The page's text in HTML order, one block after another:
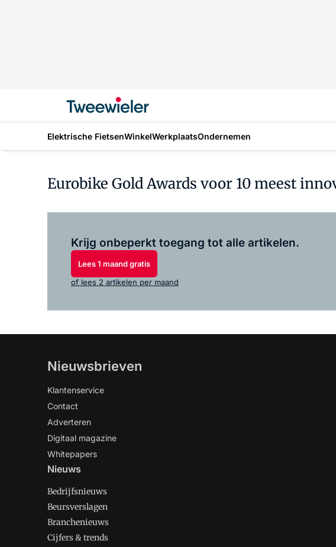
Elektrische FietsenWinkelWerkplaatsOndernemen
Eurobike Gold Awards voor 10 meest
Krijg onbeperkt toegang tot alle artikelen.
Lees 1 maand gratis
of lees 2 artikelen per maand
Nieuwsbrieven
Klantenservice
Contact
Adverteren
Digitaal magazine
Whitepapers
Nieuws
Bedrijfsnieuws
Beursverslagen
Branchenieuws
Cijfers & trends